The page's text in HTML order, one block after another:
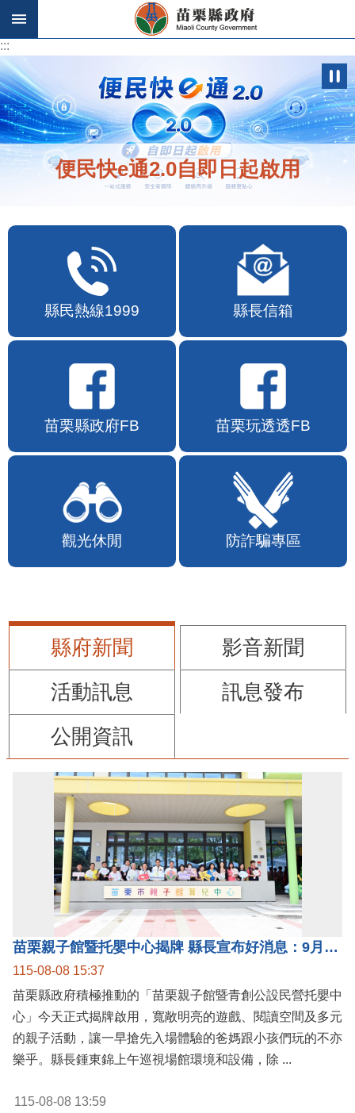
跳到主要內容區塊
:::
:::
便民快e通2.0自即日起啟用
縣民熱線1999 縣長信箱
苗栗縣政府FB 苗栗玩透透FB
觀光休閒 防詐騙專區
縣府新聞
影音新聞
活動訊息
訊息發布
公開資訊
苗栗親子館暨托嬰中心揭牌 縣長宣布好消息：9月1日起調降臨時托嬰費用
115-08-08 15:37
苗栗縣政府積極推動的「苗栗親子館暨青創公設民營托嬰中
心」今天正式揭牌啟用，寬敞明亮的遊戲、閱讀空間及多元
的親子活動，讓一早搶先入場體驗的爸媽跟小孩們玩的不亦
樂乎。縣長鍾東錦上午巡視場館環境和設備，除 ...
115-08-08 13:59